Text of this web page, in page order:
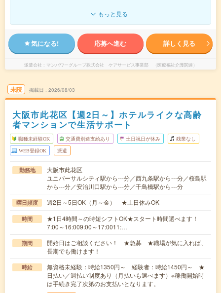
もっと見る
気になる! 応募へ進む 詳しく見る
派遣会社 マンパワーグループ株式会社 ケアサービス事業部 （医療福祉介護関連）
未読 掲載日 2026/08/03
大阪市此花区【週2日～】ホテルライクな高齢
者マンションで生活サポート
職種未経験OK 交通費別途支給あり 土日祝日が休み 残業なし
WEB登録OK 派遣
勤務地
大阪市此花区
ユニバーサルシティ駅から---分／西九条駅から---分／桜島駅
から---分／安治川口駅から---分／千鳥橋駅から---分
曜日頻度 週2日～5日OK（月～金） ★土日休みOK
時間
★1日4時間～の時短シフトOK★スタート時間選べます！
7:00～16:009:00～17:0011:…
期間
開始日はご相談ください！ ★急募 ★職場が気に入れば、
長期でも働けます！
時給
無資格未経験：時給1350円～ 経験者：時給1450円～ ★
日払い／週払い制度あり（月払いも選べます）※稼働開始時
は手続き完了次第のお支払いとなります。